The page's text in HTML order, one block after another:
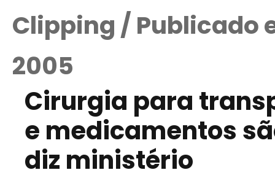
Clipping / Publicado
2005
Cirurgia para
e medicamentos
diz ministério